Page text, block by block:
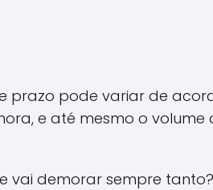
prazo pode variar de
e até mesmo o volume
vai demorar sempre